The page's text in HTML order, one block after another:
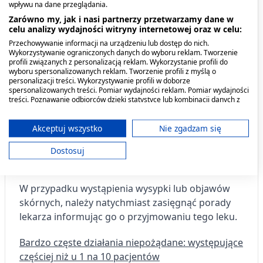
skórnym często towarzyszą objawy
grypopodobne.Wysypka może rozwijać się do
uogólnionych pęcherzy lub odzielania się
naskórka.
Najwyższe ryzyko wystąpienia ciężkich reakcji
skórnych występuje w pierwszych tygodniach
leczenia.U pacjentów, u których wystąpił zespół
Stevensa-Johnsona, toksyczne martwicze
oddzielanie się naskórka podczas stosowania
meloksykamu, nie można wznawiać leczenia
meloksykamem.
W przypadku wystąpienia wysypki lub objawów
skórnych, należy natychmiast zasięgnąć porady
lekarza informując go o przyjmowaniu tego leku.
Bardzo częste działania niepożądane: występujące
częściej niż u 1 na 10 pacjentów
wpływu na dane przeglądania.
Zarówno my, jak i nasi partnerzy przetwarzamy dane w
celu analizy wydajności witryny internetowej oraz w celu:
Przechowywanie informacji na urządzeniu lub dostęp do nich.
Wykorzystywanie ograniczonych danych do wyboru reklam. Tworzenie
profili związanych z personalizacją reklam. Wykorzystanie profili do
wyboru spersonalizowanych reklam. Tworzenie profili z myślą o
personalizacji treści. Wykorzystywanie profili w doborze
spersonalizowanych treści. Pomiar wydajności reklam. Pomiar wydajności
treści. Poznawanie odbiorców dzięki statystyce lub kombinacji danych z
ograniczonych danych do wyboru treści.
Dane mogą być udostępniane poza Unię Europejską i wysyłane do USA.
Twoja zgoda i polityka cookie dotyczą wyłącznie tej witryny/aplikacji.
Wyświetl listę partnerów (11 dostawców IAB)
Cele przetwarzania IAB:
Przechowywanie informacji na urządzeniu
lub dostęp do nich
Wykorzystywanie ograniczonych danych do
wyboru reklam
Akceptuj wszystko
Nie zgadzam się
Dostosuj